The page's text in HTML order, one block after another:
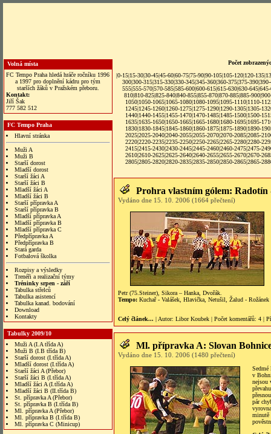
Volná místa
FC Tempo Praha hledá hráče ročníku 1996
a 1997 pro doplnění kádru pro tým
starších žáků v Pražském přeboru.
Kontakt:
Jiří Šak
777 582 512
FC Tempo Praha
Hlavní stránka
Muži A
Muži B
Starší dorost
Mladší dorost
Starší žáci A
Starší žáci B
Mladší žáci A
Mladší žáci B
Starší přípravka A
Starší přípravka B
Mladší přípravka A
Mladší přípravka B
Mladší přípravka C
Předpřípravka A
Předpřípravka B
Stará garda
Fotbalová školka
Rozpisy a výsledky
Trenéři a realizační týmy
Tréninky srpen - září
Tabulka střelců
Tabulka asistencí
Tabulka kanad. bodování
Download
Kontakty
Tabulky 2009/10
Muži A (I.A třída A)
Muži B (I.B třída B)
Starší dorost (I.třída A)
Mladší dorost (I.třída A)
Starší žáci A (Přebor)
Starší žáci B (I.třída A)
Mladší žáci A (I.třída A)
Mladší žáci B (II.třída B)
St. přípravka A (Přebor)
St. přípravka B (I.třída B)
Ml. přípravka A (Přebor)
Ml. přípravka B (I.třída B)
Ml. přípravka C (Minicup)
Počet
|0-15|15-30|30-45|45-60|60-75|75-90|90-105|105-120|120-135|
300|300-315|315-330|330-345|345-360|360-375|375-390|
555|555-570|570-585|585-600|600-615|615-630|630-645|
810|810-825|825-840|840-855|855-870|870-885|885-900|
1050|1050-1065|1065-1080|1080-1095|1095-1110|1110-
1245|1245-1260|1260-1275|1275-1290|1290-1305|1305-
1440|1440-1455|1455-1470|1470-1485|1485-1500|1500-
1635|1635-1650|1650-1665|1665-1680|1680-1695|1695-
1830|1830-1845|1845-1860|1860-1875|1875-1890|1890-
2025|2025-2040|2040-2055|2055-2070|2070-2085|2085-
2220|2220-2235|2235-2250|2250-2265|2265-2280|2280-
2415|2415-2430|2430-2445|2445-2460|2460-2475|2475-
2610|2610-2625|2625-2640|2640-2655|2655-2670|2670-
2805|2805-2820|2820-2835|2835-2850|2850-2865|2865-
Prohra vlastním gólem: Radotín
Vydáno dne 15. 10. 2006 (1664 přečtení)
Petr (75.Steiner), Sikora – Hanka, Dvořák.
Tempo: Kuchař - Valášek, Hlavička, Netušil, Žalud -
Celý článek... | Autor: Libor Koubek | Počet komentářů: 4 |
Ml. přípravka A: Slovan
Vydáno dne 15. 10. 2006 (1480 přečtení)
Sedmé
v
nejsou
pár
minutě